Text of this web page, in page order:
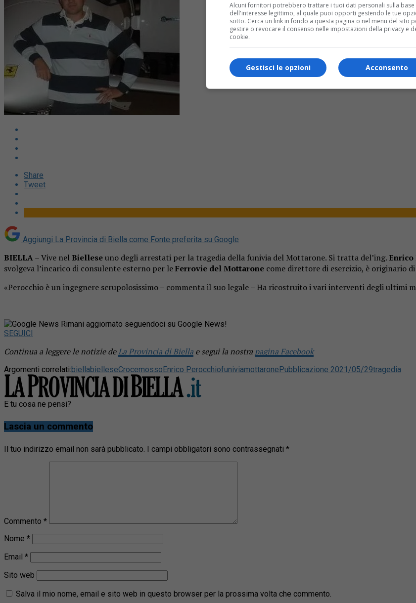
Share
Tweet
Aggiungi La Provincia di Biella come Fonte preferita su Google
BIELLA– Vive nel Bielleseuno degli arrestati per la tragedia della funivia del Mottarone. Si tratta del’ing. Enrico
svolgeva l’incarico di consulente esterno per leFerrovie del Mottarone come direttore di esercizio, è originario
«Perocchio è un ingegnere scrupolosissimo – commenta il suo legale – Ha ricostruito i vari interventi degli ultimi
Rimani aggiornato seguendoci su Google News!
SEGUICI
Continua a leggere le notizie deLa Provincia di Biella e segui la nostra pagina Facebook
Argomenti correlati:biellabielleseCrocemossoEnrico PerocchiofuniviamottaronePubblicazione 2021/05/29tragedia
E tu cosa ne pensi?
Lascia un commento
Il tuo indirizzo email non sarà pubblicato. I campi obbligatori sono contrassegnati *
Commento *
Nome *
Email *
Sito web
Salva il mio nome, email e sito web in questo browser per la prossima volta che commento.
Alcuni fornitori potrebbero trattare i tuoi dati personali sulla base
dell'interesse legittimo, al quale puoi opporti gestendo le tue
sotto. Cerca un link in fondo a questa pagina o nel menu del sito
gestire o revocare il consenso nelle impostazioni della privacy e
cookie.
Acconsento
Gestisci le opzioni